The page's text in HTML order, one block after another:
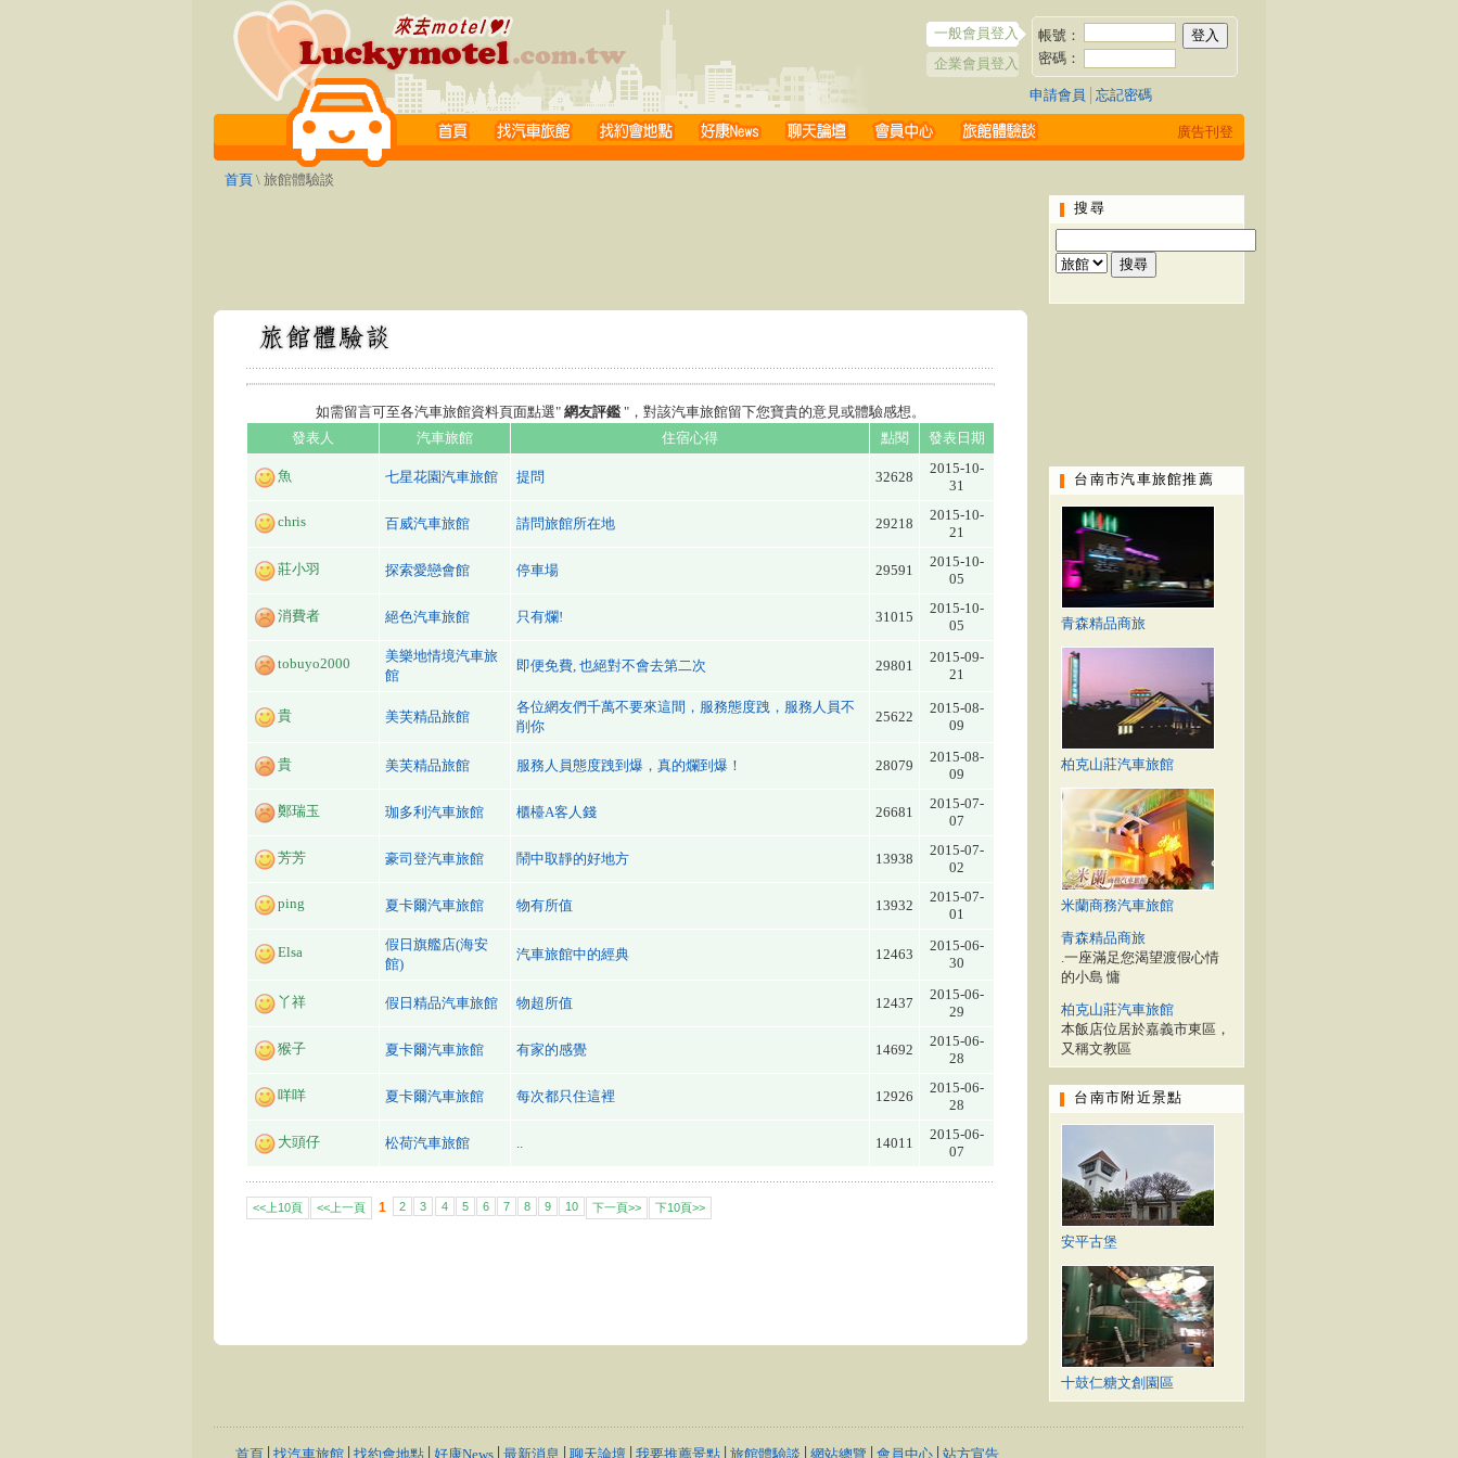
一般會員登入
企業會員登入
帳號：
密碼：
申請會員 忘記密碼
廣告刊登
首頁 \ 旅館體驗談
如需留言可至各汽車旅館資料頁面點選" 網友評鑑 "，對該汽車旅館留下您寶貴的意見或體驗感想。
發表人
汽車旅館 住宿心得 點閱 發表日期
魚 七星花園汽車旅館 提問 32628
2015-10-
31
chris 百威汽車旅館 請問旅館所在地 29218
2015-10-
21
莊小羽 探索愛戀會館 停車場 29591
2015-10-
05
消費者 絕色汽車旅館 只有爛! 31015
2015-10-
05
tobuyo2000
美樂地情境汽車旅
館
即便免費, 也絕對不會去第二次 29801
2015-09-
21
貴 美芙精品旅館
各位網友們千萬不要來這間，服務態度跩，服務人員不
削你
25622
2015-08-
09
貴 美芙精品旅館 服務人員態度跩到爆，真的爛到爆！ 28079
2015-08-
09
鄭瑞玉 珈多利汽車旅館 櫃檯A客人錢 26681
2015-07-
07
芳芳 豪司登汽車旅館 鬧中取靜的好地方 13938
2015-07-
02
ping 夏卡爾汽車旅館 物有所值 13932
2015-07-
01
Elsa
假日旗艦店(海安
館)
汽車旅館中的經典 12463
2015-06-
30
丫祥 假日精品汽車旅館 物超所值 12437
2015-06-
29
猴子 夏卡爾汽車旅館 有家的感覺 14692
2015-06-
28
咩咩 夏卡爾汽車旅館 每次都只住這裡 12926
2015-06-
28
大頭仔 松荷汽車旅館 .. 14011
2015-06-
07
<<上10頁 <<上一頁 1 2 3 4 5 6 7 8 9 10 下一頁>> 下10頁>>
搜尋
台南市汽車旅館推薦
青森精品商旅
柏克山莊汽車旅館
米蘭商務汽車旅館
青森精品商旅
.一座滿足您渴望渡假心情
的小島 慵
柏克山莊汽車旅館
本飯店位居於嘉義市東區，
又稱文教區
台南市附近景點
安平古堡
十鼓仁糖文創園區
首頁 找汽車旅館 找約會地點 好康News 最新消息 聊天論壇 我要推薦景點 旅館體驗談 網站總覽 會員中心 站方宣告